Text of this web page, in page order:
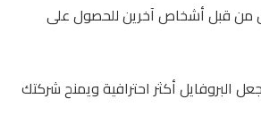
من قبل أشخاص آخرين للحصول على
البروفايل أكثر احترافية ويمنح شركتك